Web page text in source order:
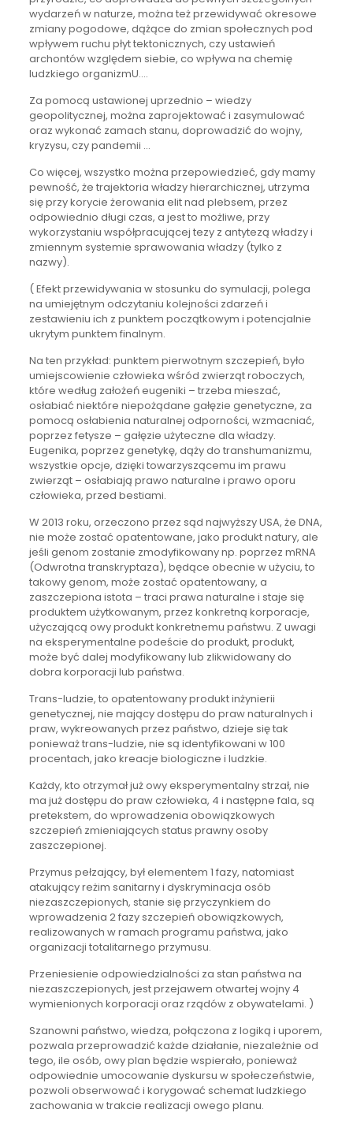
wydarzeń w naturze, można też przewidywać okresowe
zmiany pogodowe, dążące do zmian społecznych pod
wpływem ruchu płyt tektonicznych, czy ustawień
archontów względem siebie, co wpływa na chemię
ludzkiego organizmU….
Za pomocą ustawionej uprzednio – wiedzy
geopolitycznej, można zaprojektować i zasymulować
oraz wykonać zamach stanu, doprowadzić do wojny,
kryzysu, czy pandemii …
Co więcej, wszystko można przepowiedzieć, gdy mamy
pewność, że trajektoria władzy hierarchicznej, utrzyma
się przy korycie żerowania elit nad plebsem, przez
odpowiednio długi czas, a jest to możliwe, przy
wykorzystaniu współpracującej tezy z antytezą władzy i
zmiennym systemie sprawowania władzy (tylko z
nazwy).
( Efekt przewidywania w stosunku do symulacji, polega
na umiejętnym odczytaniu kolejności zdarzeń i
zestawieniu ich z punktem początkowym i potencjalnie
ukrytym punktem finalnym.
Na ten przykład: punktem pierwotnym szczepień, było
umiejscowienie człowieka wśród zwierząt roboczych,
które według założeń eugeniki – trzeba mieszać,
osłabiać niektóre niepożądane gałęzie genetyczne, za
pomocą osłabienia naturalnej odporności, wzmacniać,
poprzez fetysze – gałęzie użyteczne dla władzy.
Eugenika, poprzez genetykę, dąży do transhumanizmu,
wszystkie opcje, dzięki towarzyszącemu im prawu
zwierząt – osłabiają prawo naturalne i prawo oporu
człowieka, przed bestiami.
W 2013 roku, orzeczono przez sąd najwyższy USA, że DNA,
nie może zostać opatentowane, jako produkt natury, ale
jeśli genom zostanie zmodyfikowany np. poprzez mRNA
(Odwrotna transkryptaza), będące obecnie w użyciu, to
takowy genom, może zostać opatentowany, a
zaszczepiona istota – traci prawa naturalne i staje się
produktem użytkowanym, przez konkretną korporacje,
użyczającą owy produkt konkretnemu państwu. Z uwagi
na eksperymentalne podeście do produkt, produkt,
może być dalej modyfikowany lub zlikwidowany do
dobra korporacji lub państwa.
Trans-ludzie, to opatentowany produkt inżynierii
genetycznej, nie mający dostępu do praw naturalnych i
praw, wykreowanych przez państwo, dzieje się tak
ponieważ trans-ludzie, nie są identyfikowani w 100
procentach, jako kreacje biologiczne i ludzkie.
Każdy, kto otrzymał już owy eksperymentalny strzał, nie
ma już dostępu do praw człowieka, 4 i następne fala, są
pretekstem, do wprowadzenia obowiązkowych
szczepień zmieniających status prawny osoby
zaszczepionej.
Przymus pełzający, był elementem 1 fazy, natomiast
atakujący reżim sanitarny i dyskryminacja osób
niezaszczepionych, stanie się przyczynkiem do
wprowadzenia 2 fazy szczepień obowiązkowych,
realizowanych w ramach programu państwa, jako
organizacji totalitarnego przymusu.
Przeniesienie odpowiedzialności za stan państwa na
niezaszczepionych, jest przejawem otwartej wojny 4
wymienionych korporacji oraz rządów z obywatelami. )
Szanowni państwo, wiedza, połączona z logiką i uporem,
pozwala przeprowadzić każde działanie, niezależnie od
tego, ile osób, owy plan będzie wspierało, ponieważ
odpowiednie umocowanie dyskursu w społeczeństwie,
pozwoli obserwować i korygować schemat ludzkiego
zachowania w trakcie realizacji owego planu.